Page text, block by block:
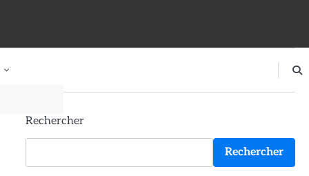
Rechercher
Rechercher